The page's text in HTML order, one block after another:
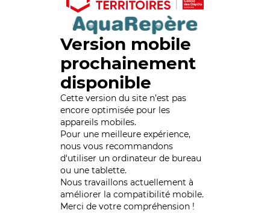
Version mobile
prochainement
disponible
Cette version du site n’est pas
encore optimisée pour les
appareils mobiles.
Pour une meilleure expérience,
nous vous recommandons
d'utiliser un ordinateur de bureau
ou une tablette.
Nous travaillons actuellement à
améliorer la compatibilité mobile.
Merci de votre compréhension !